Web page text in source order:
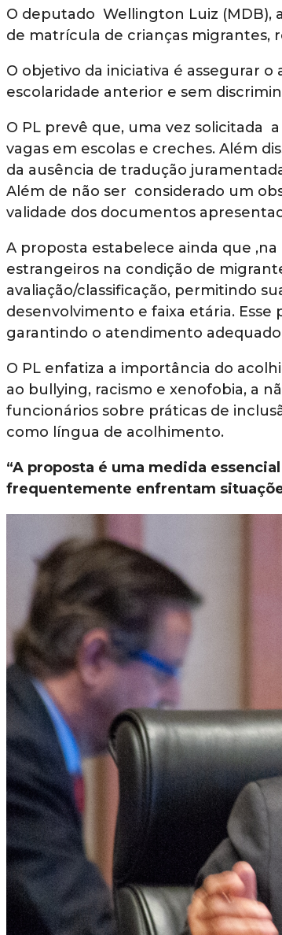
O deputado Wellington Luiz (MDB),
de matrícula de crianças migrantes,
O objetivo da iniciativa é assegurar
escolaridade anterior e sem
O PL prevê que, uma vez solicitada
vagas em escolas e creches. Além
da ausência de tradução
Além de não ser considerado um
validade dos documentos
A proposta estabelece ainda que
estrangeiros na condição de
avaliação/classificação, permitindo
desenvolvimento e faixa etária.
garantindo o atendimento
O PL enfatiza a importância do
ao bullying, racismo e xenofobia, a
funcionários sobre práticas de
como língua de acolhimento.
“A proposta é uma medida
frequentemente enfrentam